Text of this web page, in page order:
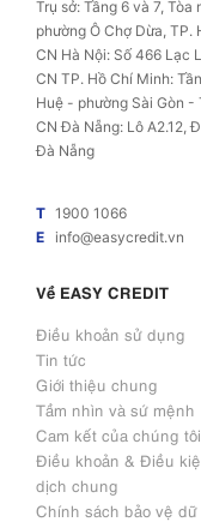
Trụ sở: Tầng 6 và 7, Tòa
phường Ô Chợ Dừa, TP.
CN Hà Nội: Số 466 Lạc
CN TP. Hồ Chí Minh:
Huệ - phường Sài Gòn -
CN Đà Nẵng: Lô A2.12,
Đà Nẵng
T 1900 1066
E info@easycredit.vn
Về EASY CREDIT
Điều khoản sử dụng
Tin tức
Giới thiệu chung
Tầm nhìn và sứ mệnh
Cam kết của chúng tôi
Điều khoản & Điều
dịch chung
Chính sách bảo vệ dữ